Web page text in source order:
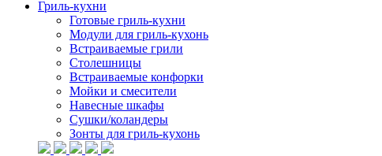
Гриль-кухни
Готовые гриль-кухни
Модули для гриль-кухонь
Встраиваемые грили
Столешницы
Встраиваемые конфорки
Мойки и смесители
Навесные шкафы
Сушки/коландеры
Зонты для гриль-кухонь